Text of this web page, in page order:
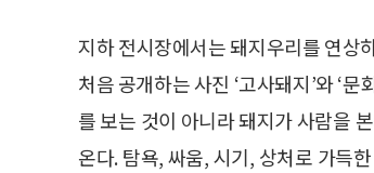
지하 전시장에서는 돼지우리를 연상
처음 공개하는 사진 ‘고사돼지’와 ‘
를 보는 것이 아니라 돼지가 사람을
온다. 탐욕, 싸움, 시기, 상처로 가득